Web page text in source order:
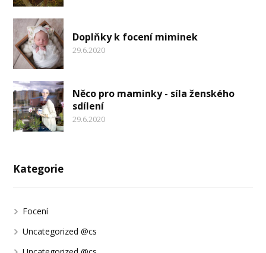
Doplňky k focení miminek
29.6.2020
Něco pro maminky - síla ženského
sdílení
29.6.2020
Kategorie
Focení
Uncategorized @cs